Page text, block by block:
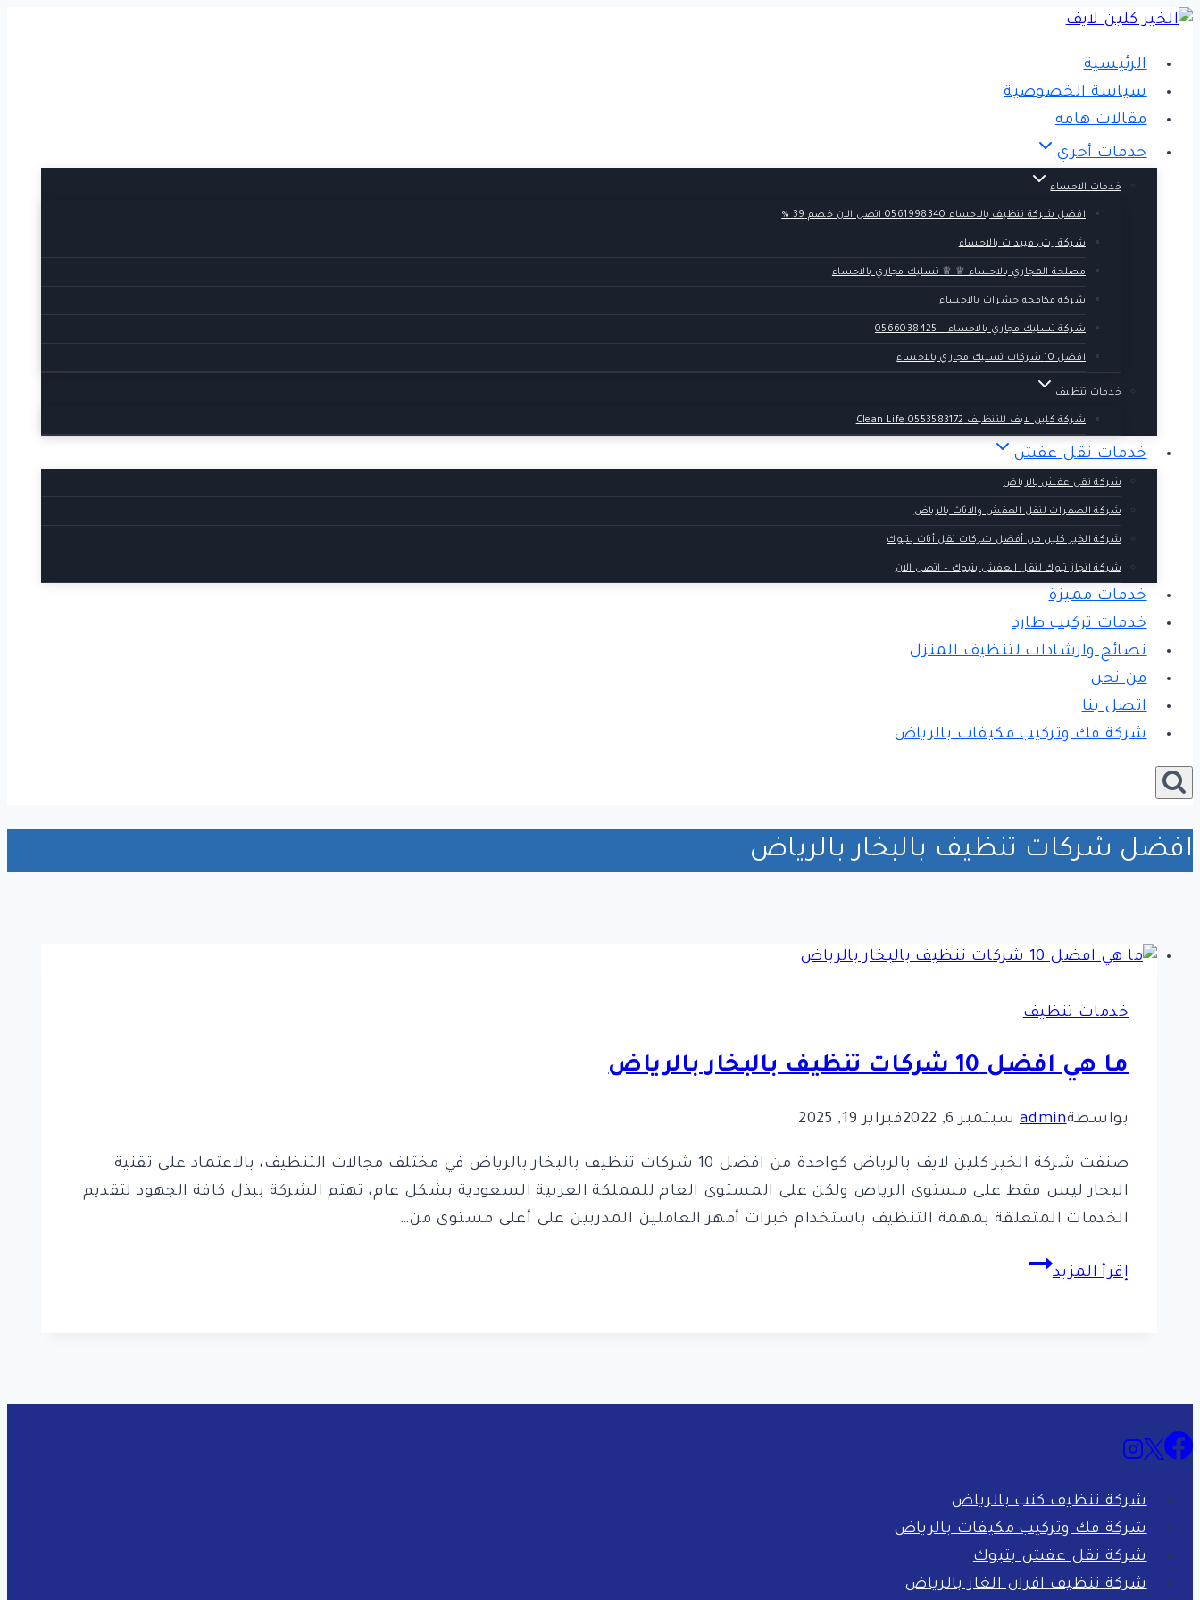
التجاوز
المحتوى
الرئيسية
سياسة الخصوصية
مقالات هامه
خدمات أخري
خدمات الاحساء
افضل شركة تنظيف بالاحساء 0561998340 اتصل الان خصم 39 %
شركة رش مبيدات بالاحساء
مصلحة المجاري بالاحساء ♕ ♕ تسليك مجاري بالاحساء
شركة مكافحة حشرات بالاحساء
شركة تسليك مجاري بالاحساء – 0566038425
افضل 10 شركات تسليك مجاري بالاحساء
خدمات تنظيف
شركة كلين لايف للتنظيف 0553583172 Clean Life
خدمات نقل عفش
شركة نقل عفش بالرياض
شركة الصفرات لنقل العفش والاثاث بالرياض
شركة الخير كلين من أفضل شركات نقل أثاث بتبوك
شركة انجاز تبوك لنقل العفش بتبوك – اتصل الان
خدمات مميزة
خدمات تركيب طارد
نصائح وارشادات لتنظيف المنزل
من نحن
اتصل بنا
شركة فك وتركيب مكيفات بالرياض
افضل شركات تنظيف بالبخار بالرياض
خدمات تنظيف
ما هي افضل 10 شركات تنظيف بالبخار بالرياض
بواسطةadmin سبتمبر 6, 2022 فبراير 19, 2025
صنفت شركة الخير كلين لايف بالرياض كواحدة من افضل 10 شركات تنظيف بالبخار بالرياض في مختلف مجالات التنظيف، بالاعتماد على تقنية
البخار ليس فقط على مستوى الرياض ولكن على المستوى العام للمملكة العربية السعودية بشكل عام، تهتم الشركة ببذل كافة الجهود لتقديم
الخدمات المتعلقة بمهمة التنظيف باستخدام خبرات أمهر العاملين المدربين على أعلى مستوى من…
إقرأ المزيد
ما
تنظيف
شركة تنظيف كنب بالرياض
شركة فك وتركيب مكيفات بالرياض
شركة نقل عفش بتبوك
شركة تنظيف افران الغاز بالرياض